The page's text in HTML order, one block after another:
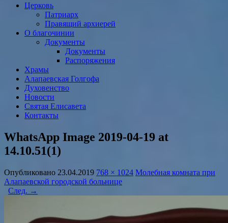
Церковь
Патриарх
Правящий архиерей
О благочинии
Документы
Документы
Распоряжения
Храмы
Алапаевская Голгофа
Духовенство
Новости
Святая Елисавета
Контакты
WhatsApp Image 2019-04-19 at
14.10.51(1)
Опубликовано 23.04.2019 768 × 1024 Молебная комната при
Алапаевской городской больнице
След. →